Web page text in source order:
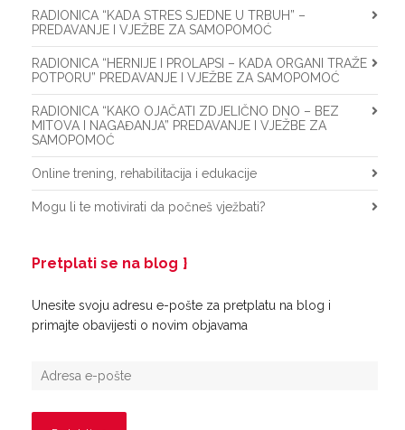
RADIONICA “KADA STRES SJEDNE U TRBUH” –
PREDAVANJE I VJEŽBE ZA SAMOPOMOĆ
RADIONICA “HERNIJE I PROLAPSI – KADA ORGANI TRAŽE
POTPORU” PREDAVANJE I VJEŽBE ZA SAMOPOMOĆ
RADIONICA “KAKO OJAČATI ZDJELIČNO DNO – BEZ
MITOVA I NAGAĐANJA” PREDAVANJE I VJEŽBE ZA
SAMOPOMOĆ
Online trening, rehabilitacija i edukacije
Mogu li te motivirati da počneš vježbati?
Pretplati se na blog
Unesite svoju adresu e-pošte za pretplatu na blog i
primajte obavijesti o novim objavama